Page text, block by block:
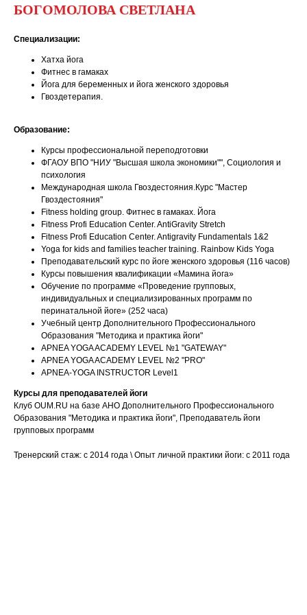
БОГОМОЛОВА СВЕТЛАНА
Специализации:
Хатха йога
Фитнес в гамаках
Йога для беременных и йога женского здоровья
Гвоздетерапия.
Образование:
Курсы профессиональной переподготовки
ФГАОУ ВПО "НИУ "Высшая школа экономики"", Социология и
психология
Международная школа Гвоздестояния.Курс "Мастер
Гвоздестояния"
Fitness holding group. Фитнес в гамаках. Йога
Fitness Profi Education Center. AntiGravity Stretch
Fitness Profi Education Center. Antigravity Fundamentals 1&2
Yoga for kids and families teacher training. Rainbow Kids Yoga
Преподавательский курс по йоге женского здоровья (116 часов)
Курсы повышения квалификации «Мамина йога»
Обучение по программе «Проведение групповых,
индивидуальных и специализированных программ по
перинатальной йоге» (252 часа)
Учебный центр Дополнительного Профессионального
Образования "Методика и практика йоги"
APNEA YOGA ACADEMY LEVEL №1 "GATEWAY"
APNEA YOGA ACADEMY LEVEL №2 "PRO"
APNEA-YOGA INSTRUCTOR Level1
Курсы для преподавателей йоги
Клуб OUM.RU на базе АНО Дополнительного Профессионального
Образования "Методика и практика йоги", Преподаватель йоги
групповых программ
Тренерский стаж: с 2014 года \ Опыт личной практики йоги: с 2011 года